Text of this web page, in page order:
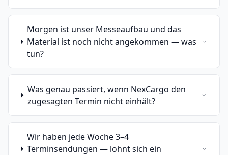
Morgen ist unser Messeaufbau und das
Material ist noch nicht angekommen — was
tun?
Was genau passiert, wenn NexCargo den
zugesagten Termin nicht einhält?
Wir haben jede Woche 3–4
Terminsendungen — lohnt sich ein